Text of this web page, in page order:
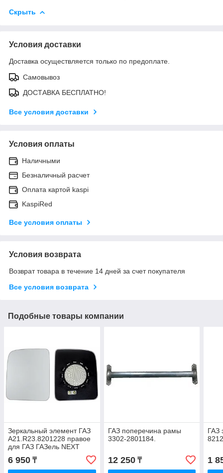
Скрыть
Условия доставки
Доставка осуществляется только по предоплате.
Самовывоз
ДОСТАВКА БЕСПЛАТНО!
Все условия доставки
Условия оплаты
Наличными
Безналичный расчет
Оплата картой kaspi
KaspiRed
Все условия оплаты
Условия возврата
Возврат товара в течение 14 дней за счет покупателя
Все условия возврата
Подобные товары компании
Зеркальный элемент ГАЗ
A21.R23.8201228 правое
для ГАЗ ГАЗель NEXT
6 950 ₸
ГАЗ поперечина рамы
3302-2801184.
12 250₸
ГАЗ
1